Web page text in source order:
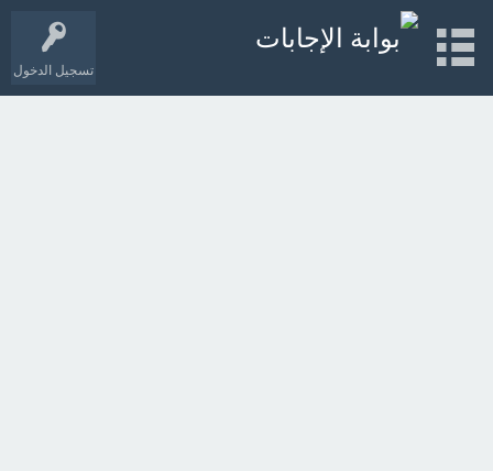
تسجيل الدخول